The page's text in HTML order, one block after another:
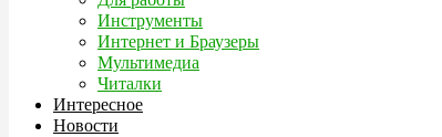
Инструменты
Интернет и Браузеры
Мультимедиа
Читалки
Интересное
Новости